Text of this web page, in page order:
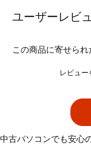
ユーザーレビ
この商品に寄せられ
レビュー
中古パソコンでも安心